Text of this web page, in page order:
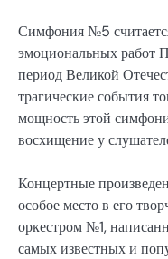
Симфония №5
эмоциональных работ
период Великой
трагические события
мощность этой
восхищение у
Концертные
особое место в его
оркестром №1,
самых известных и